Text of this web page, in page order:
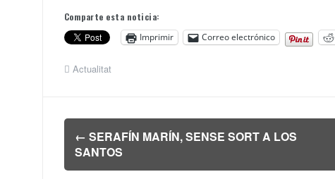
Comparte esta noticia:
Imprimir
Correo electrónico
Actualitat
Navegación
de
entradas
← SERAFÍN MARÍN, SENSE SORT A LOS
SANTOS